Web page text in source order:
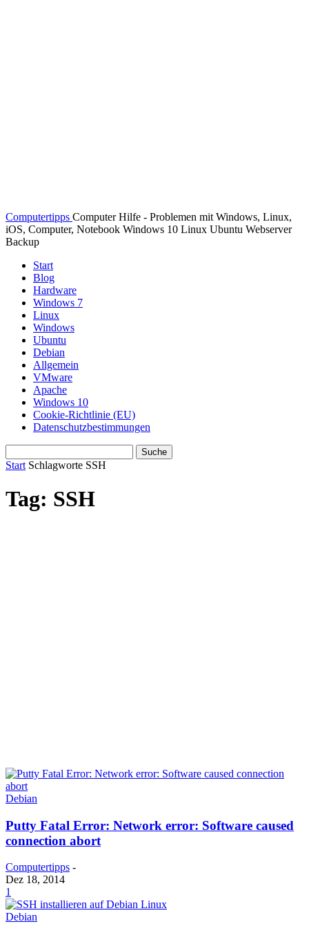
Computertipps Computer Hilfe - Problemen mit Windows, Linux,
iOS, Computer, Notebook Windows 10 Linux Ubuntu Webserver
Backup
Start
Blog
Hardware
Windows 7
Linux
Windows
Ubuntu
Debian
Allgemein
VMware
Apache
Windows 10
Cookie-Richtlinie (EU)
Datenschutzbestimmungen
Start Schlagworte SSH
Tag: SSH
Debian
Putty Fatal Error: Network error: Software caused
connection abort
Computertipps -
Dez 18, 2014
1
Debian